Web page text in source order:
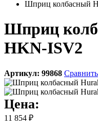
Шприц колбасный
Шприц
HKN-ISV2
Артикул: 99868 Сравнить
Цена:
11 854 ₽